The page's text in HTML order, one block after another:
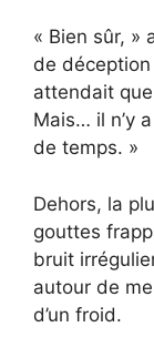
« Bien sûr, »
de déception
attendait
Mais… il n’y
de temps. »
Dehors, la
gouttes
bruit
autour de
d’un froid.